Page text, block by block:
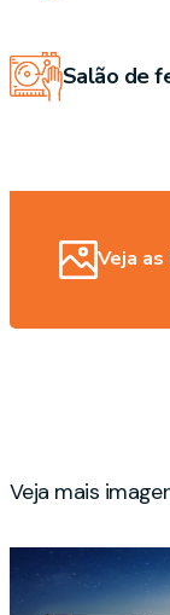
Salão de
Veja
Veja mais